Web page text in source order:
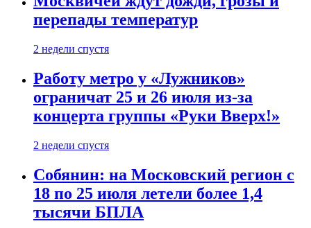
перепады температур
2 недели спустя
Работу метро у «Лужников»
ограничат 25 и 26 июля из-за
концерта группы «Руки Вверх!»
2 недели спустя
Собянин: на Московский регион с
18 по 25 июля летели более 1,4
тысячи БПЛА